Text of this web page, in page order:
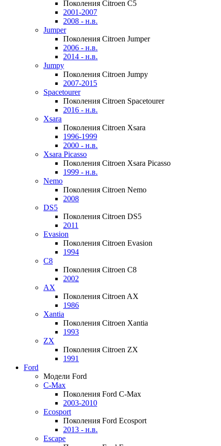
Поколения Citroen C5
2001-2007
2008 - н.в.
Jumper
Поколения Citroen Jumper
2006 - н.в.
2014 - н.в.
Jumpy
Поколения Citroen Jumpy
2007-2015
Spacetourer
Поколения Citroen Spacetourer
2016 - н.в.
Xsara
Поколения Citroen Xsara
1996-1999
2000 - н.в.
Xsara Picasso
Поколения Citroen Xsara Picasso
1999 - н.в.
Nemo
Поколения Citroen Nemo
2008
DS5
Поколения Citroen DS5
2011
Evasion
Поколения Citroen Evasion
1994
C8
Поколения Citroen C8
2002
AX
Поколения Citroen AX
1986
Xantia
Поколения Citroen Xantia
1993
ZX
Поколения Citroen ZX
1991
Ford
Модели Ford
C-Max
Поколения Ford C-Max
2003-2010
Ecosport
Поколения Ford Ecosport
2013 - н.в.
Escape